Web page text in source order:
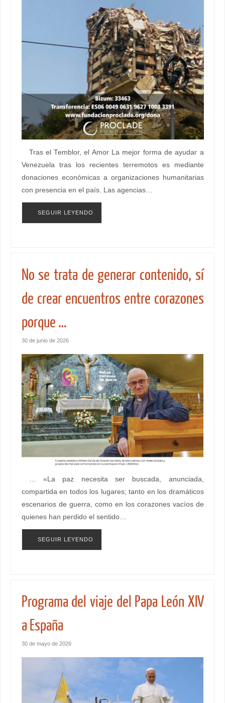
Tras el Temblor, el Amor La mejor forma de ayudar a
Venezuela tras los recientes terremotos es mediante
donaciones económicas a organizaciones humanitarias
con presencia en el país. Las agencias…
SEGUIR LEYENDO
No se trata de generar contenido, sí
de crear encuentros entre corazones
porque …
30 de junio de 2026
… «La paz necesita ser buscada, anunciada,
compartida en todos los lugares; tanto en los dramáticos
escenarios de guerra, como en los corazones vacíos de
quienes han perdido el sentido…
SEGUIR LEYENDO
Programa del viaje del Papa León XIV
a España
30 de mayo de 2026